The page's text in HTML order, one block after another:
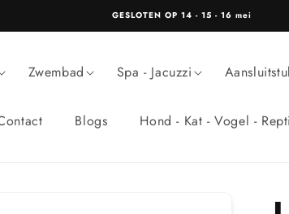
GESLOTEN OP 14 - 15 - 16 mei
Zwembad Spa - Jacuzzi
Blogs Hond - Kat - Vogel -